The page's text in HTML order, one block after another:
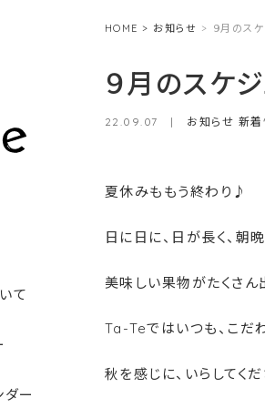
て
ダー
HOME お知らせ ９月のス
９月のスケ
22.09.07 | お知らせ 新着
夏休みももう終わり♪
日に日に、日が長く、朝
美味しい果物がたくさ
Ta-Teではいつも、こだ
秋を感じに、いらしてく